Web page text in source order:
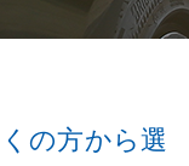
の方から選